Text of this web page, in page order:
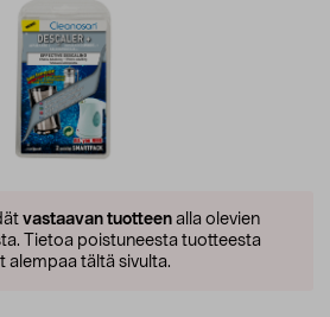
vastaavan tuotteenalla olevien
Tietoa poistuneesta tuotteesta
alempaa tältä sivulta.